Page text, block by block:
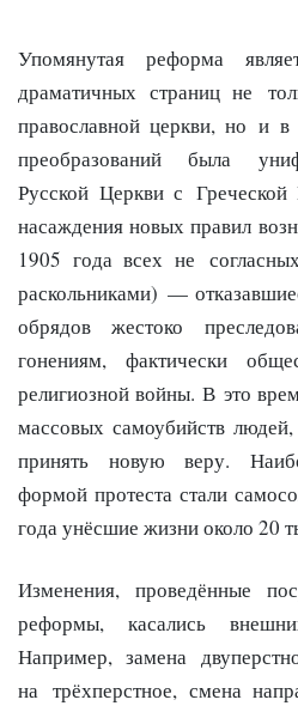
Упомянутая реформа
драматичных страниц не
православной церкви, но и
преобразований была
Русской Церкви с Греческой
насаждения новых правил
1905 года всех не
раскольниками) —
обрядов жестоко
гонениям, фактически
религиозной войны. В это
массовых самоубийств
принять новую веру.
формой протеста стали
года унёсшие жизни около 20
Изменения, проведённые
реформы, касались
Например, замена
на трёхперстное, смена